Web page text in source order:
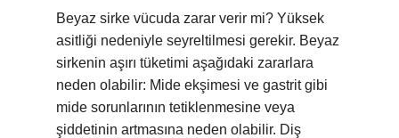
Beyaz sirke vücuda zarar verir mi? Yüksek
asitliği nedeniyle seyreltilmesi gerekir. Beyaz
sirkenin aşırı tüketimi aşağıdaki zararlara
neden olabilir: Mide ekşimesi ve gastrit gibi
mide sorunlarının tetiklenmesine veya
şiddetinin artmasına neden olabilir. Diş